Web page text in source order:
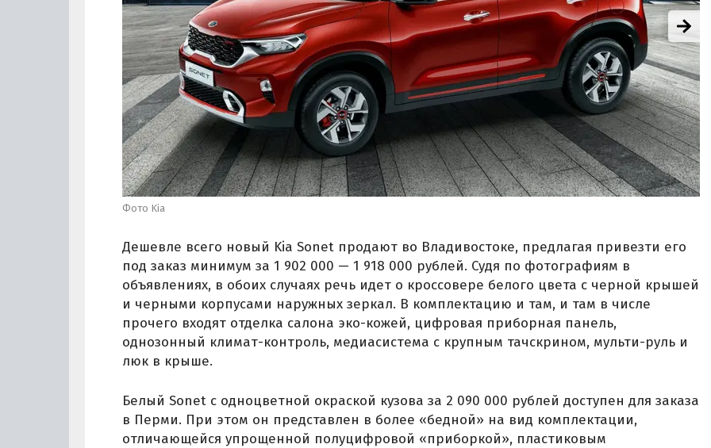
Фото Kia
Дешевле всего новый Kia Sonet продают во Владивостоке, предлагая привезти его
под заказ минимум за 1 902 000 — 1 918 000 рублей. Судя по фотографиям в
объявлениях, в обоих случаях речь идет о кроссовере белого цвета с черной крышей
и черными корпусами наружных зеркал. В комплектацию и там, и там в числе
прочего входят отделка салона эко-кожей, цифровая приборная панель,
однозонный климат-контроль, медиасистема с крупным тачскрином, мульти-руль и
люк в крыше.
Белый Sonet с одноцветной окраской кузова за 2 090 000 рублей доступен для заказа
в Перми. При этом он представлен в более «бедной» на вид комплектации,
отличающейся упрощенной полуцифровой «приборкой», пластиковым